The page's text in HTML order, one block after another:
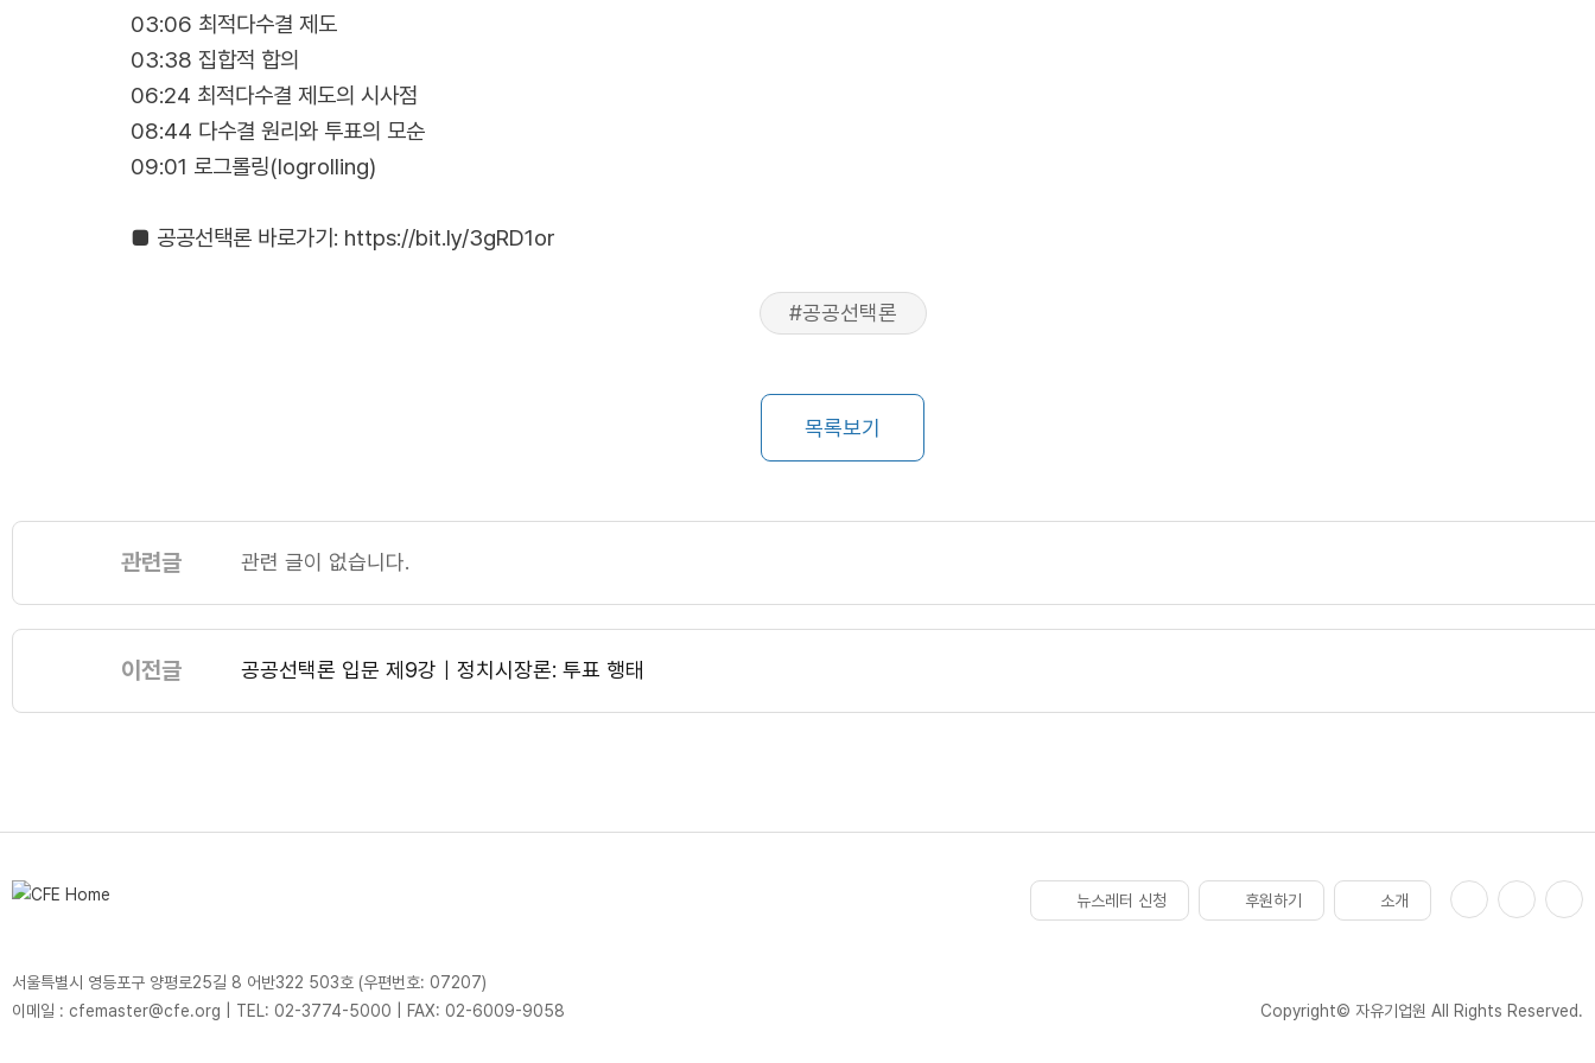
03:06 최적다수결 제도
03:38 집합적 합의
06:24 최적다수결 제도의 시사점
08:44 다수결 원리와 투표의 모순
09:01 로그롤링(logrolling)
■ 공공선택론 바로가기: https://bit.ly/3gRD1or
#공공선택론
목록보기
관련글 관련 글이 없습니다.
이전글 공공선택론 입문 제9강｜정치시장론: 투표 행태
뉴스레터 신청 후원하기 소개
서울특별시 영등포구 양평로25길 8 어반322 503호 (우편번호: 07207)
이메일 : cfemaster@cfe.org
TEL: 02-3774-5000 FAX: 02-6009-9058 Copyright© 자유기업원 All Rights Reserved.